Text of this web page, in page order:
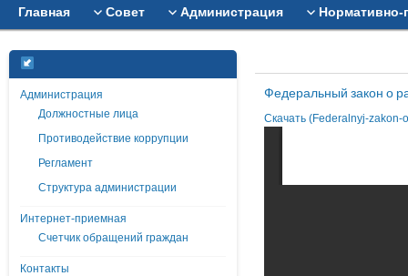
Главная Совет Администрация
Администрация
Должностные лица
Противодействие коррупции
Регламент
Структура администрации
Интернет-приемная
Счетчик обращений граждан
Контакты
Федеральный закон о
Скачать (Federalnyj-